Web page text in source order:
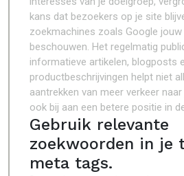
kans dat bezoekers op je site
zoekmachines zoals Google
beschouwen. Het regelmatig
informatieve artikelen, blogposts
productbeschrijvingen helpt niet
aantrekken van meer verkeer
ook bij aan een betere positie in
Gebruik relevante
zoekwoorden in je
meta tags.